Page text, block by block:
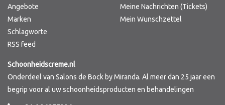
Angebote
Marken
Schlagworte
RSS feed
Meine Nachrichten (Tickets)
Mein Wunschzettel
Schoonheidscreme.nl
Onderdeel van Salons de Bock by Miranda. Al meer dan 25 jaar een
begrip voor al uw schoonheidsproducten en behandelingen